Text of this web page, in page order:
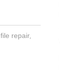
file repair,